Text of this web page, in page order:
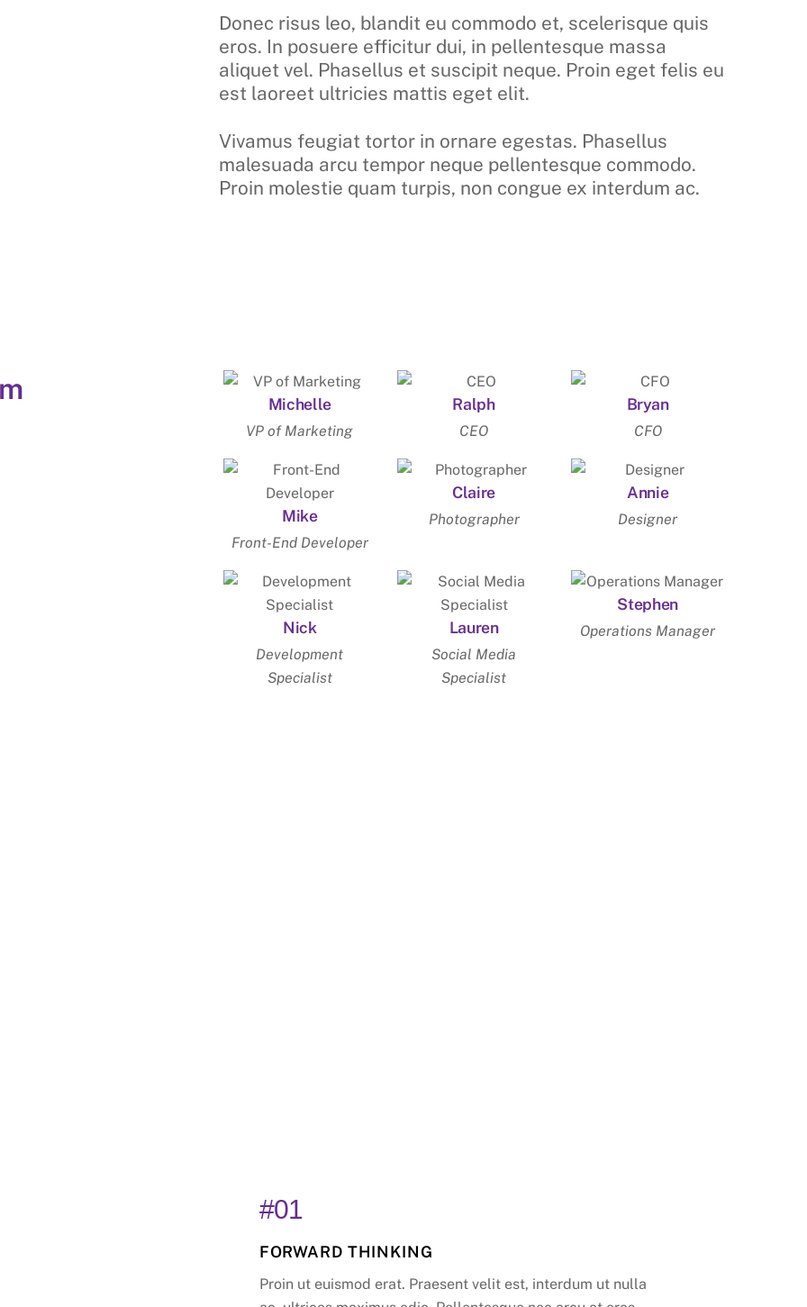
Donec risus leo, blandit eu commodo et, scelerisque quis
eros. In posuere efficitur dui, in pellentesque massa
aliquet vel. Phasellus et suscipit neque. Proin eget felis eu
est laoreet ultricies mattis eget elit.
Vivamus feugiat tortor in ornare egestas. Phasellus
malesuada arcu tempor neque pellentesque commodo.
Proin molestie quam turpis, non congue ex interdum ac.
Michelle
VP of Marketing
Ralph
CEO
Bryan
CFO
Mike
Front-End Developer
Claire
Photographer
Annie
Designer
Nick
Development
Specialist
Lauren
Social Media
Specialist
Stephen
Operations Manager
#01
FORWARD THINKING
Proin ut euismod erat. Praesent velit est, interdum ut nulla